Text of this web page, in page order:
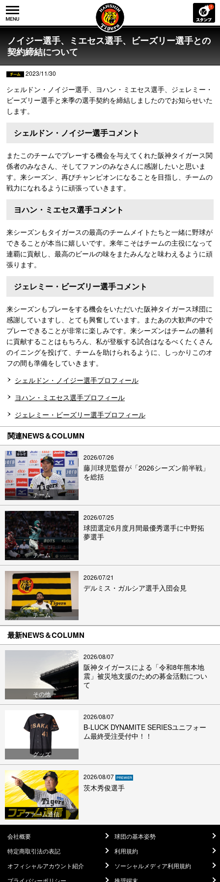
ノイジー選手、ミエセス選手、ビーズリー選手との
契約締結について
2023/11/30
シェルドン・ノイジー選手、ヨハン・ミエセス選手、ジェレミー・
ビーズリー選手と来季の選手契約を締結しましたのでお知らせいた
します。
シェルドン・ノイジー選手コメント
またこのチームでプレーする機会を与えてくれた阪神タイガース関
係者のみなさん、そしてファンのみなさんに感謝したいと思いま
す。来シーズン、再びチャンピオンになることを目指し、チームの
戦力になれるように頑張っていきます。
ヨハン・ミエセス選手コメント
来シーズンもタイガースの最高のチームメイトたちと一緒に野球が
できることが本当に嬉しいです。来年こそはチームの主役になって
連覇に貢献し、最高のビールの味をまたみんなと味わえるように頑
張ります。
ジェレミー・ビーズリー選手コメント
来シーズンもプレーをする機会をいただいた阪神タイガース球団に
感謝していますし、とても興奮しています。またあの大歓声の中で
プレーできることが非常に楽しみです。来シーズンはチームの勝利
に貢献することはもちろん、私が登板する試合はなるべくたくさん
のイニングを投げて、チームを助けられるように、しっかりこのオ
フの間も準備をしていきます。
シェルドン・ノイジー選手プロフィール
ヨハン・ミエセス選手プロフィール
ジェレミー・ビーズリー選手プロフィール
関連NEWS＆COLUMN
チーム
2026/07/26
藤川球児監督が「2026シーズン前半戦」
を総括
チーム
2026/07/25
球団選定6月度月間最優秀選手に中野拓
夢選手
チーム
2026/07/21
デルミス・ガルシア選手入団会見
最新NEWS＆COLUMN
その他
2026/08/07
阪神タイガースによる「令和8年熊本地
震」被災地支援のための募金活動につい
て
グッズ
2026/08/07
B-LUCK DYNAMITE SERIESユニフォー
ム最終受注受付中！！
ファーム通信
2026/08/07
茨木秀俊選手
会社概要
球団の基本姿勢
特定商取引法の表記
利用規約
オフィシャルアカウント紹介
ソーシャルメディア利用規約
プライバシーポリシー
推奨端末